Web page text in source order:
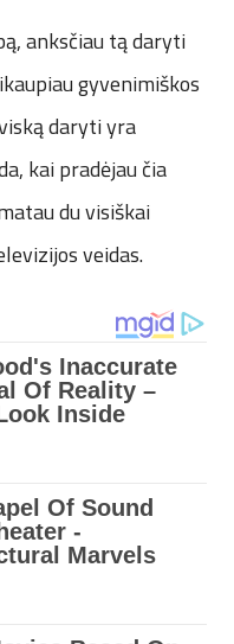
anksčiau tą daryti
gyvenimiškos
daryti yra
kai pradėjau čia
du visiškai
veidas.